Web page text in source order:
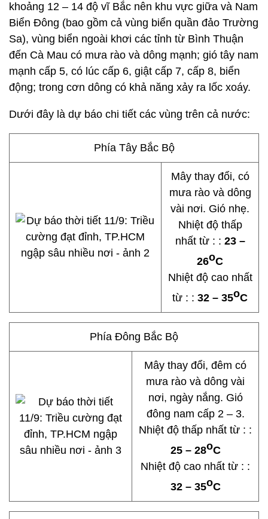
khoảng 12 – 14 độ vĩ Bắc nên khu vực giữa và Nam
Biển Đông (bao gồm cả vùng biển quần đảo Trường
Sa), vùng biển ngoài khơi các tỉnh từ Bình Thuận
đến Cà Mau có mưa rào và dông mạnh; gió tây nam
mạnh cấp 5, có lúc cấp 6, giật cấp 7, cấp 8, biển
động; trong cơn dông có khả năng xảy ra lốc xoáy.
Dưới đây là dự báo chi tiết các vùng trên cả nước:
Phía Tây Bắc Bộ
Mây thay đổi, có
mưa rào và dông
vài nơi. Gió nhẹ.
Nhiệt độ thấp
nhất từ : : 23 –
26oC
Nhiệt độ cao nhất
từ : : 32 – 35oC
Phía Đông Bắc Bộ
Mây thay đổi, đêm có
mưa rào và dông vài
nơi, ngày nắng. Gió
đông nam cấp 2 – 3.
Nhiệt độ thấp nhất từ : :
25 – 28oC
Nhiệt độ cao nhất từ : :
32 – 35oC